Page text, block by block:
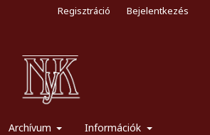
Archívum Információk
Regisztráció Bejelentkezés